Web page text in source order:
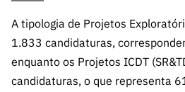
A tipologia de Projetos
1.833 candidaturas,
enquanto os Projetos ICDT
candidaturas, o que representa